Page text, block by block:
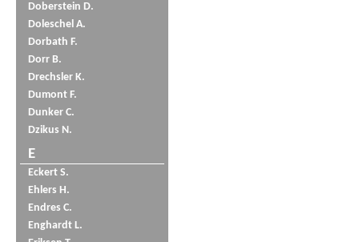
Doberstein D.
Doleschel A.
Dorbath F.
Dorr B.
Drechsler K.
Dumont F.
Dunker C.
Dzikus N.
E
Eckert S.
Ehlers H.
Endres C.
Enghardt L.